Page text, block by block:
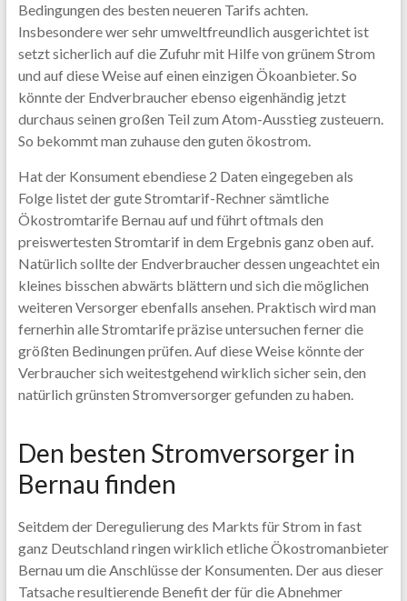
Bedingungen des besten neueren Tarifs achten.
Insbesondere wer sehr umweltfreundlich ausgerichtet ist
setzt sicherlich auf die Zufuhr mit Hilfe von grünem Strom
und auf diese Weise auf einen einzigen Ökoanbieter. So
könnte der Endverbraucher ebenso eigenhändig jetzt
durchaus seinen großen Teil zum Atom-Ausstieg zusteuern.
So bekommt man zuhause den guten ökostrom.
Hat der Konsument ebendiese 2 Daten eingegeben als
Folge listet der gute Stromtarif-Rechner sämtliche
Ökostromtarife Bernau auf und führt oftmals den
preiswertesten Stromtarif in dem Ergebnis ganz oben auf.
Natürlich sollte der Endverbraucher dessen ungeachtet ein
kleines bisschen abwärts blättern und sich die möglichen
weiteren Versorger ebenfalls ansehen. Praktisch wird man
fernerhin alle Stromtarife präzise untersuchen ferner die
größten Bedinungen prüfen. Auf diese Weise könnte der
Verbraucher sich weitestgehend wirklich sicher sein, den
natürlich grünsten Stromversorger gefunden zu haben.
Den besten Stromversorger in
Bernau finden
Seitdem der Deregulierung des Markts für Strom in fast
ganz Deutschland ringen wirklich etliche Ökostromanbieter
Bernau um die Anschlüsse der Konsumenten. Der aus dieser
Tatsache resultierende Benefit der für die Abnehmer